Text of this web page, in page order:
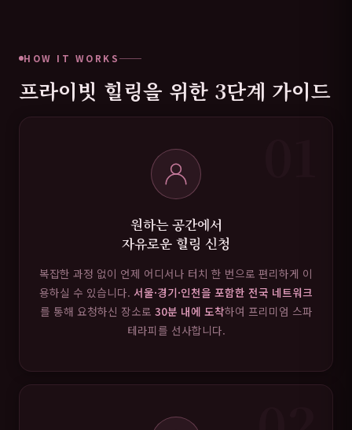
HOW IT WORKS
프라이빗 힐링을 위한 3단계 가이드
원하는 공간에서
자유로운 힐링 신청
복잡한 과정 없이 언제 어디서나 터치 한 번으로 편리하게 이
용하실 수 있습니다. 서울·경기·인천을 포함한 전국 네트워크
를 통해 요청하신 장소로 30분 내에 도착하여 프리미엄 스파
테라피를 선사합니다.